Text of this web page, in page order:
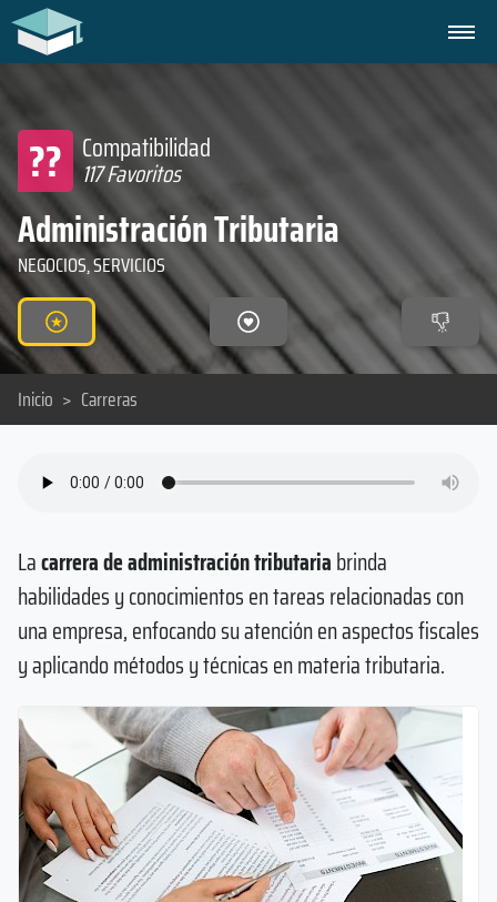
Administración Tributaria
Compatibilidad
117 Favoritos
??
NEGOCIOS, SERVICIOS
Inicio > Carreras
Lacarrera de administración tributariabrinda
habilidades y conocimientos en tareas relacionadas con
una empresa, enfocando su atención en aspectos fiscales
y aplicando métodos y técnicas en materia tributaria.